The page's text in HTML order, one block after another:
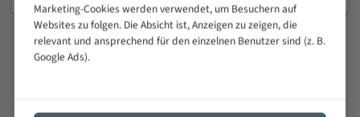
Führende Bandsägeblatt-Marken
Marketing-Cookies werden verwendet, um Besuchern auf
Websites zu folgen. Die Absicht ist, Anzeigen zu zeigen, die
relevant und ansprechend für den einzelnen Benutzer sind (z. B.
Google Ads).